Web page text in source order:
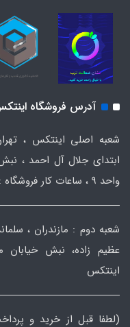
آدرس فروشگاه
شعبه اصلی اینتکس ،
واحد ۹ ، ساعات کار فروشگاه : ۱۰ صبح تا ۹ شب.
عظیم زاده، نبش
اینتکس
(لطفا قبل از خرید و